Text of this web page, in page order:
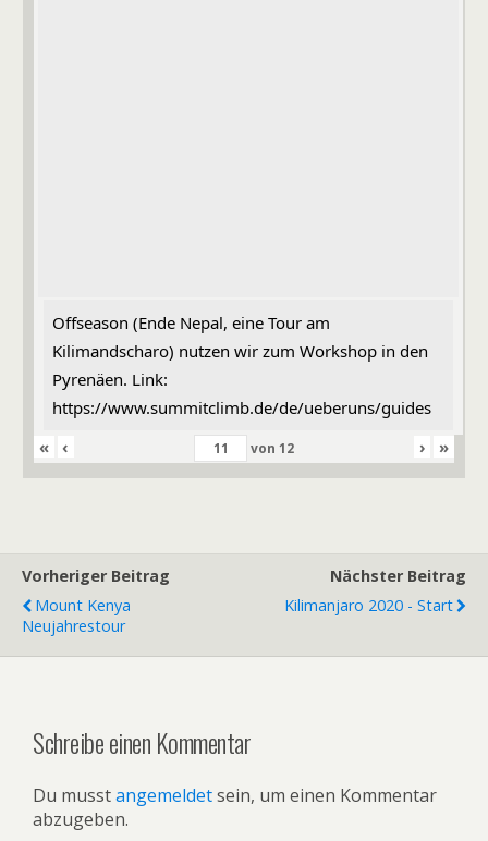
Offseason (Ende Nepal, eine Tour am
Kilimandscharo) nutzen wir zum Workshop in den
Pyrenäen. Link:
https://www.summitclimb.de/de/ueberuns/guides
«
‹ von 12 › »
Vorheriger Beitrag
Mount Kenya
Neujahrestour
Nächster Beitrag
Kilimanjaro 2020 - Start
Schreibe einen Kommentar
Du musstangemeldetsein, um einen Kommentar
abzugeben.